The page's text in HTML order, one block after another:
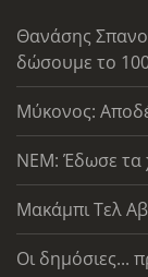
Θανάσης
δώσουμε το
Μύκονος:
ΝΕΜ: Έδωσε τα
Μακάμπι Τελ
Οι δημόσιες...